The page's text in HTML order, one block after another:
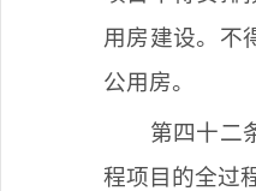
用房建设。不
公用房。
第四十二
程项目的全过